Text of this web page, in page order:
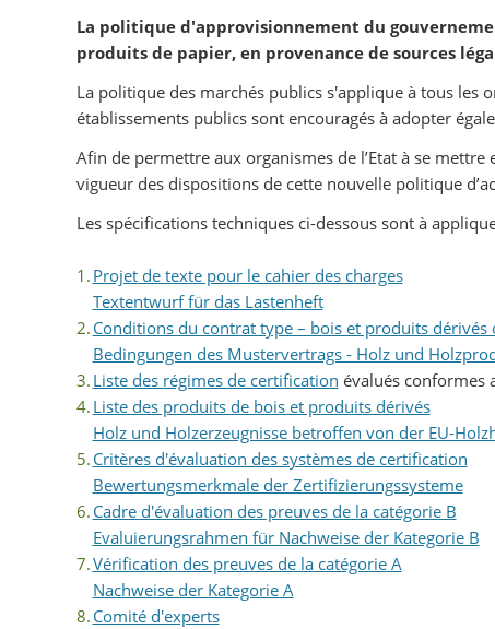
La politique d'approvisionnement du
produits de papier, en provenance de sources
La politique des marchés publics s'applique à tous les
établissements publics sont encouragés à adopter
Afin de permettre aux organismes de l’Etat à se
vigueur des dispositions de cette nouvelle politique
Les spécifications techniques ci-dessous sont à
Projet de texte pour le cahier des charges
Textentwurf für das Lastenheft
Conditions du contrat type – bois et produits dérivés
Bedingungen des Mustervertrags - Holz und
Liste des régimes de certification évalués conformes
Liste des produits de bois et produits dérivés
Holz und Holzerzeugnisse betroffen von der EU-
Critères d'évaluation des systèmes de certification
Bewertungsmerkmale der Zertifizierungssysteme
Cadre d'évaluation des preuves de la catégorie B
Evaluierungsrahmen für Nachweise der Kategorie B
Vérification des preuves de la catégorie A
Nachweise der Kategorie A
Comité d'experts